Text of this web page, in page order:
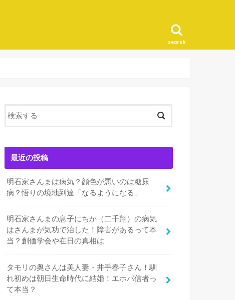
search
最近の投稿
明石家さんまは病気？顔色が悪いのは糖尿
病？悟りの境地到達「なるようになる」
明石家さんまの息子にちか（二千翔）の病気
はさんまが気功で治した！障害があるって本
当？創価学会や在日の真相は
タモリの奥さんは美人妻・井手春子さん！馴
れ初めは朝日生命時代に結婚！エホバ信者っ
て本当？